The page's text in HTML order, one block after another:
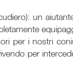
un
per i nostri
per